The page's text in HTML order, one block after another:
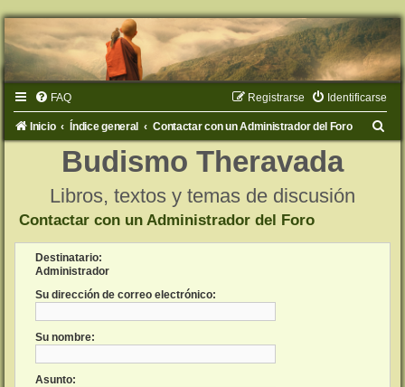
FAQ Identificarse
Registrarse
Inicio Índice general Contactar con un Administrador del Foro
r
Budismo Theravada
Libros, textos y temas de discusión
Contactar con un Administrador del Foro
Destinatario:
Administrador
Su dirección de correo electrónico:
Su nombre:
Asunto: